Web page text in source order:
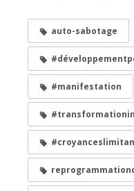
auto-sabotage
#manifestation